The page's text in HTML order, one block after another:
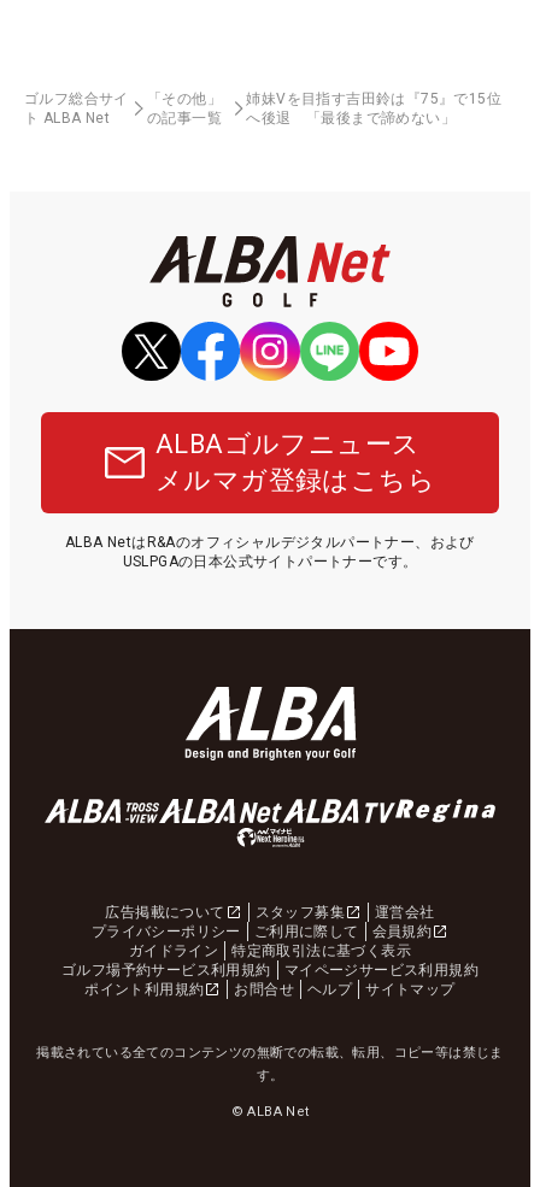
ゴルフ総合サイ
ト ALBA Net
「その他」
の記事一覧
姉妹Vを目指す吉田鈴は『75』で15位
へ後退 「最後まで諦めない」
ALBAゴルフニュース
メルマガ登録はこちら
ALBA NetはR&Aのオフィシャルデジタルパートナー、および
USLPGAの日本公式サイトパートナーです。
広告掲載について スタッフ募集
運営会社
プライバシーポリシー
ご利用に際して
会員規約
ガイドライン
特定商取引法に基づく表示
ゴルフ場予約サービス利用規約
マイページサービス利用規約
ポイント利用規約
お問合せ ヘルプ サイトマップ
掲載されている全てのコンテンツの無断での転載、転用、コピー等は禁じま
す。
© ALBA Net